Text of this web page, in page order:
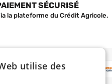
SÉCURISÉ
la plateforme du Crédit Agricole.
utilise des